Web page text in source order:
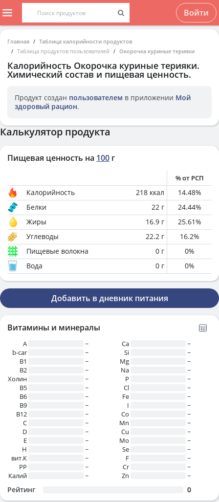
Войти
Главная
Таблица калорийности продуктов
Таблица продуктов пользователей
Окорочка куриные терияки
Калорийность Окорочка куриные терияки.
Химический состав и пищевая ценность.
Продукт создан пользователем в приложении Мой
здоровый рацион.
Калькулятор продукта
Пищевая ценность на 100 г
% от РСП
Калорийность 218 ккал 14.48%
Белки
22 г 24.44%
Жиры
16.9 г 25.61%
Углеводы
22.2 г 16.2%
Пищевые волокна
0 г 0%
Вода
0 г 0%
Добавить в дневник питания
Витамины и минералы
A
~
b-car
~
В1
~
B2
~
Холин
~
B5
~
B6
~
B9
~
B12
~
C
~
D
~
E
~
H
~
вит.К
~
PP
~
Калий
~
Ca
~
Si
~
Mg
~
Na
~
P
~
Cl
~
Fe
~
I
~
Co
~
Mn
~
Cu
~
Mo
~
Se
~
F
~
Cr
~
Zn
~
Рейтинг 0